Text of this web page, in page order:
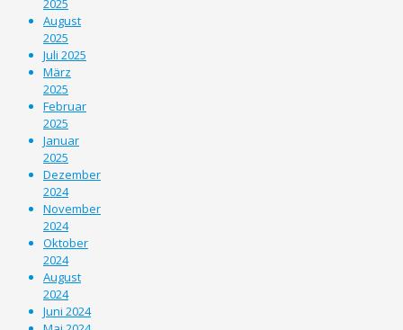
August
2025
Juli 2025
März
2025
Februar
2025
Januar
2025
Dezember
2024
November
2024
Oktober
2024
August
2024
Juni 2024